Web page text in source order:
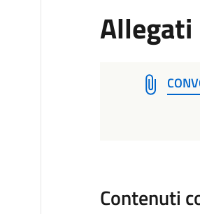
Allegati
Contenuti